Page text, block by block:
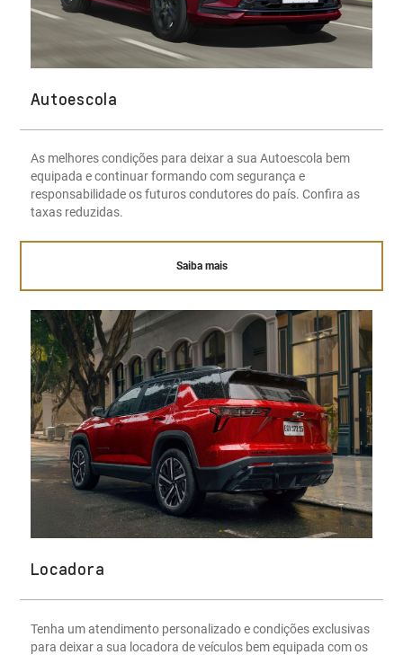
Autoescola
As melhores condições para deixar a sua Autoescola bem
equipada e continuar formando com segurança e
responsabilidade os futuros condutores do país. Confira as
taxas reduzidas.
Saiba mais
Locadora
Tenha um atendimento personalizado e condições exclusivas
para deixar a sua locadora de veículos bem equipada com os